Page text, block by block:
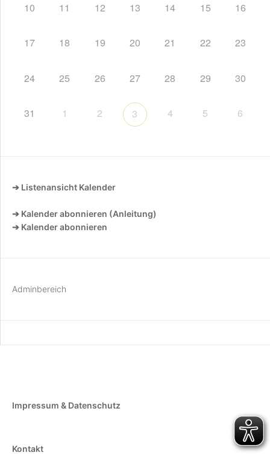
10 11 12 13 14 15 16
17 18 19 20 21 22 23
24 25 26 27 28 29 30
31 1 2 3 4 5 6
➔ Listenansicht Kalender
➔ Kalender abonnieren (Anleitung)
➔ Kalender abonnieren
Adminbereich
Impressum & Datenschutz
Kontakt